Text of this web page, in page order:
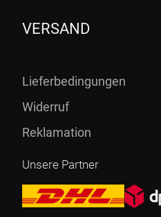
VERSAND
Lieferbedingungen
Widerruf
Reklamation
Unsere Partner